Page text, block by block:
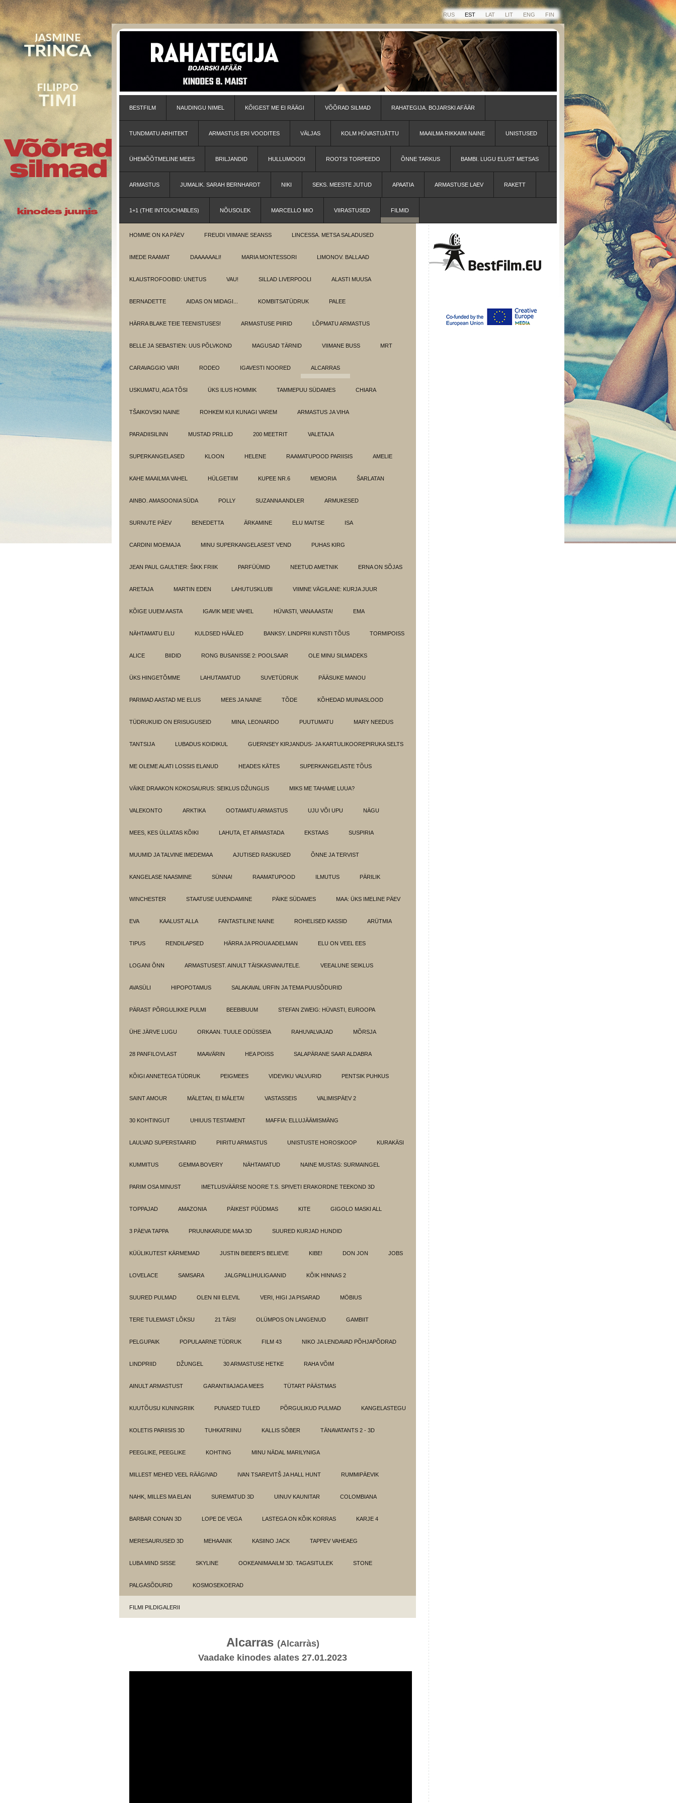
RUS EST LAT LIT ENG FIN
BESTFILM NAUDINGU NIMEL KÕIGEST ME EI RÄÄGI VÕÕRAD SILMAD RAHATEGIJA. BOJARSKI AFÄÄR
TUNDMATU ARHITEKT ARMASTUS ERI VOODITES VÄLJAS KOLM HÜVASTIJÄTTU MAAILMA RIKKAIM NAINE UNISTUSED
ÜHEMÕÕTMELINE MEES BRILJANDID HULLUMOODI ROOTSI TORPEEDO ÕNNE TARKUS BAMBI. LUGU ELUST METSAS
ARMASTUS JUMALIK. SARAH BERNHARDT NIKI SEKS. MEESTE JUTUD APAATIA ARMASTUSE LAEV RAKETT
1+1 (THE INTOUCHABLES) NÕUSOLEK MARCELLO MIO VIIRASTUSED FILMID
HOMME ON KA PÄEV FREUDI VIIMANE SEANSS LINCESSA. METSA SALADUSED
IMEDE RAAMAT DAAAAAALI! MARIA MONTESSORI LIMONOV. BALLAAD
KLAUSTROFOOBID: UNETUS VAU! SILLAD LIVERPOOLI ALASTI MUUSA
BERNADETTE AIDAS ON MIDAGI... KOMBITSATÜDRUK PALEE
HÄRRA BLAKE TEIE TEENISTUSES! ARMASTUSE PIIRID LÕPMATU ARMASTUS
BELLE JA SEBASTIEN: UUS PÕLVKOND MAGUSAD TÄRNID VIIMANE BUSS MRT
CARAVAGGIO VARI RODEO IGAVESTI NOORED ALCARRAS
USKUMATU, AGA TÕSI ÜKS ILUS HOMMIK TAMMEPUU SÜDAMES CHIARA
TŠAIKOVSKI NAINE ROHKEM KUI KUNAGI VAREM ARMASTUS JA VIHA
PARADIISILINN MUSTAD PRILLID 200 MEETRIT VALETAJA
SUPERKANGELASED KLOON HELENE RAAMATUPOOD PARIISIS AMELIE
KAHE MAAILMA VAHEL HÜLGETIIM KUPEE NR.6 MEMORIA ŠARLATAN
AINBO. AMASOONIA SÜDA POLLY SUZANNA ANDLER ARMUKESED
SURNUTE PÄEV BENEDETTA ÄRKAMINE ELU MAITSE ISA
CARDINI MOEMAJA MINU SUPERKANGELASEST VEND PUHAS KIRG
JEAN PAUL GAULTIER: ŠIKK FRIIK PARFÜÜMID NEETUD AMETNIK ERNA ON SÕJAS
ARETAJA MARTIN EDEN LAHUTUSKLUBI VIIMNE VÄGILANE: KURJA JUUR
KÕIGE UUEM AASTA IGAVIK MEIE VAHEL HÜVASTI, VANA AASTA! EMA
NÄHTAMATU ELU KULDSED HÄÄLED BANKSY. LINDPRII KUNSTI TÕUS TORMIPOISS
ALICE BIIDID RONG BUSANISSE 2: POOLSAAR OLE MINU SILMADEKS
ÜKS HINGETÕMME LAHUTAMATUD SUVETÜDRUK PÄÄSUKE MANOU
PARIMAD AASTAD ME ELUS MEES JA NAINE TÕDE KÕHEDAD MUINASLOOD
TÜDRUKUID ON ERISUGUSEID MINA, LEONARDO PUUTUMATU MARY NEEDUS
TANTSIJA LUBADUS KOIDIKUL GUERNSEY KIRJANDUS- JA KARTULIKOOREPIRUKA SELTS
ME OLEME ALATI LOSSIS ELANUD HEADES KÄTES SUPERKANGELASTE TÕUS
VÄIKE DRAAKON KOKOSAURUS: SEIKLUS DŽUNGLIS MIKS ME TAHAME LUUA?
VALEKONTO ARKTIKA OOTAMATU ARMASTUS UJU VÕI UPU NÄGU
MEES, KES ÜLLATAS KÕIKI LAHUTA, ET ARMASTADA EKSTAAS SUSPIRIA
MUUMID JA TALVINE IMEDEMAA AJUTISED RASKUSED ÕNNE JA TERVIST
KANGELASE NAASMINE SÜNNA! RAAMATUPOOD ILMUTUS PÄRILIK
WINCHESTER STAATUSE UUENDAMINE PÄIKE SÜDAMES MAA: ÜKS IMELINE PÄEV
EVA KAALUST ALLA FANTASTILINE NAINE ROHELISED KASSID ARÜTMIA
TIPUS RENDILAPSED HÄRRA JA PROUA ADELMAN ELU ON VEEL EES
LOGANI ÕNN ARMASTUSEST. AINULT TÄISKASVANUTELE. VEEALUNE SEIKLUS
AVASÜLI HIPOPOTAMUS SALAKAVAL URFIN JA TEMA PUUSÕDURID
PÄRAST PÕRGULIKKE PULMI BEEBIBUUM STEFAN ZWEIG: HÜVASTI, EUROOPA
ÜHE JÄRVE LUGU ORKAAN. TUULE ODÜSSEIA RAHUVALVAJAD MÕRSJA
28 PANFILOVLAST MAAVÄRIN HEA POISS SALAPÄRANE SAAR ALDABRA
KÕIGI ANNETEGA TÜDRUK PEIGMEES VIDEVIKU VALVURID PENTSIK PUHKUS
SAINT AMOUR MÄLETAN, EI MÄLETA! VASTASSEIS VALIMISPÄEV 2
30 KOHTINGUT UHIUUS TESTAMENT MAFFIA: ELLUJÄÄMISMÄNG
LAULVAD SUPERSTAARID PIIRITU ARMASTUS UNISTUSTE HOROSKOOP KURAKÄSI
KUMMITUS GEMMA BOVERY NÄHTAMATUD NAINE MUSTAS: SURMAINGEL
PARIM OSA MINUST IMETLUSVÄÄRSE NOORE T.S. SPIVETI ERAKORDNE TEEKOND 3D
TOPPAJAD AMAZONIA PÄIKEST PÜÜDMAS KITE GIGOLO MASKI ALL
3 PÄEVA TAPPA PRUUNKARUDE MAA 3D SUURED KURJAD HUNDID
KÜÜLIKUTEST KÄRMEMAD JUSTIN BIEBER'S BELIEVE KIBE! DON JON JOBS
LOVELACE SAMSARA JALGPALLIHULIGAANID KÕIK HINNAS 2
SUURED PULMAD OLEN NII ELEVIL VERI, HIGI JA PISARAD MÖBIUS
TERE TULEMAST LÕKSU 21 TÄIS! OLÜMPOS ON LANGENUD GAMBIIT
PELGUPAIK POPULAARNE TÜDRUK FILM 43 NIKO JA LENDAVAD PÕHJAPÕDRAD
LINDPRIID DŽUNGEL 30 ARMASTUSE HETKE RAHA VÕIM
AINULT ARMASTUST GARANTIIAJAGA MEES TÜTART PÄÄSTMAS
KUUTÕUSU KUNINGRIIK PUNASED TULED PÕRGULIKUD PULMAD KANGELASTEGU
KOLETIS PARIISIS 3D TUHKATRIINU KALLIS SÕBER TÄNAVATANTS 2 - 3D
PEEGLIKE, PEEGLIKE KOHTING MINU NÄDAL MARILYNIGA
MILLEST MEHED VEEL RÄÄGIVAD IVAN TSAREVITŠ JA HALL HUNT RUMMIPÄEVIK
NAHK, MILLES MA ELAN SUREMATUD 3D UINUV KAUNITAR COLOMBIANA
BARBAR CONAN 3D LOPE DE VEGA LASTEGA ON KÕIK KORRAS KARJE 4
MERESAURUSED 3D MEHAANIK KASIINO JACK TAPPEV VAHEAEG
LUBA MIND SISSE SKYLINE OOKEANIMAAILM 3D. TAGASITULEK STONE
PALGASÕDURID KOSMOSEKOERAD
FILMI PILDIGALERII
Alcarras (Alcarràs)
Vaadake kinodes alates 27.01.2023